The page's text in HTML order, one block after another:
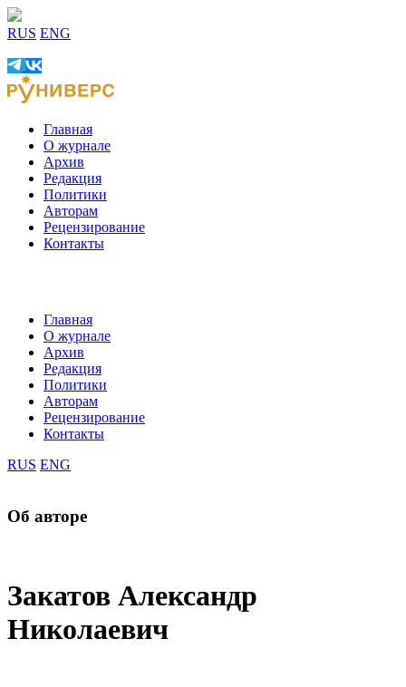
RUS ENG
Главная
О журнале
Архив
Редакция
Политики
Авторам
Рецензирование
Контакты
Главная
О журнале
Архив
Редакция
Политики
Авторам
Рецензирование
Контакты
RUS ENG
Об авторе
Закатов Александр
Николаевич